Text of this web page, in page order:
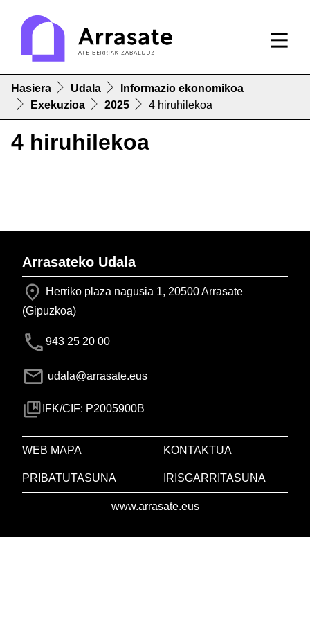
Hasiera Udala
Informazio ekonomikoa
Exekuzioa
2025 4 hiruhilekoa
4 hiruhilekoa
Arrasateko Udala
Herriko plaza nagusia 1, 20500 Arrasate
(Gipuzkoa)
943 25 20 00
udala@arrasate.eus
IFK/CIF: P2005900B
WEB MAPA KONTAKTUA
PRIBATUTASUNA IRISGARRITASUNA
www.arrasate.eus